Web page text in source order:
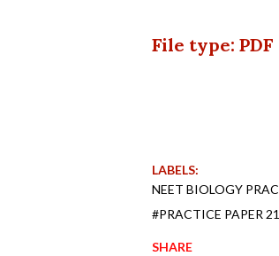
File type: PDF
LABELS:
NEET BIOLOGY
#PRACTICE PAPER
SHARE